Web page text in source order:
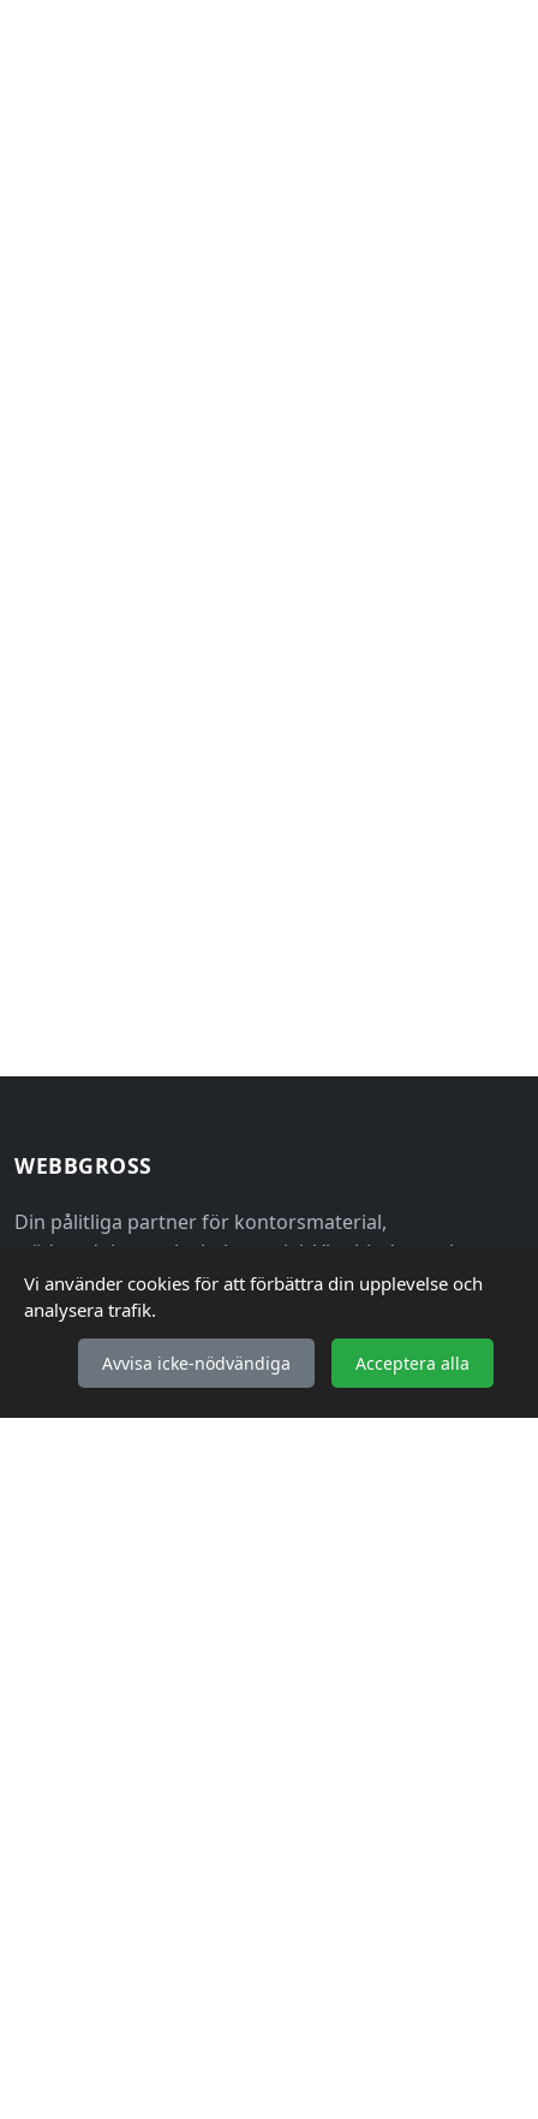
WEBBGROSS
Din pålitliga partner för kontorsmaterial,
städprodukter och skolmaterial. Vi erbjuder ett brett
sortiment av kvalitetsprodukter till grossistpriser för
både företag och privatpersoner.
Vi använder cookies för att förbättra din upplevelse och
analysera trafik.
Avvisa icke-nödvändiga Acceptera alla